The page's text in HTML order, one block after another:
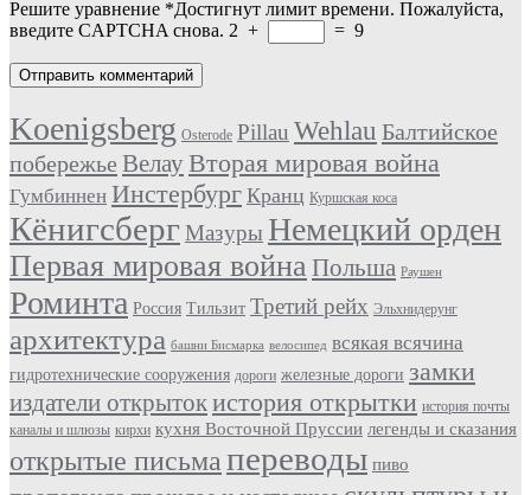
Решите уравнение *Достигнут лимит времени. Пожалуйста,
введите CAPTCHA снова. 2 + = 9
Koenigsberg Osterode Pillau Wehlau Балтийское
побережье ВелауВторая мировая война
Гумбиннен Инстербург Кранц Куршская коса
Кёнигсберг Мазуры Немецкий орден
Первая мировая война Польша Раушен
Роминта Россия Тильзит Третий рейх Эльхнидерунг
архитектура башни Бисмарка велосипед всякая всячина
гидротехнические сооружения дороги железные дороги замки
издатели открытокистория открытки история почты
каналы и шлюзы кирхи кухня Восточной Пруссии легенды и сказания
открытые письма переводы пиво